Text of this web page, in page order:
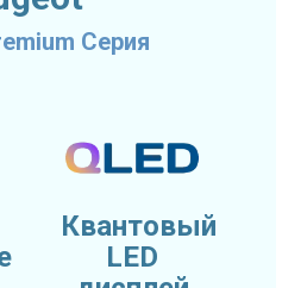
Серия
Квантовый
LED